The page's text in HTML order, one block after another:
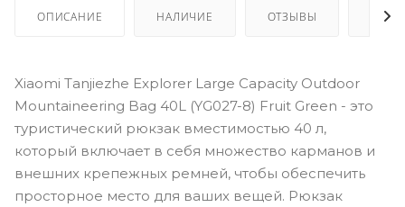
ОПИСАНИЕ НАЛИЧИЕ ОТЗЫВЫ КАК
Xiaomi Tanjiezhe Explorer Large Capacity Outdoor
Mountaineering Bag 40L (YG027-8) Fruit Green - это
туристический рюкзак вместимостью 40 л,
который включает в себя множество карманов и
внешних крепежных ремней, чтобы обеспечить
просторное место для ваших вещей. Рюкзак